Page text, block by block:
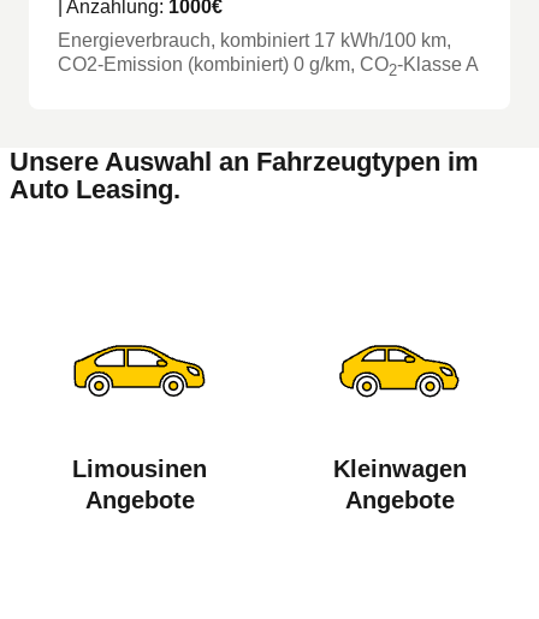
| Anzahlung: 1000€
Energieverbrauch, kombiniert 17 kWh/100 km,
CO2-Emission (kombiniert) 0 g/km, CO2-KlasseA
Unsere Auswahl an Fahrzeugtypen im
Auto Leasing.
Limousinen
Angebote
Kleinwagen
Angebote